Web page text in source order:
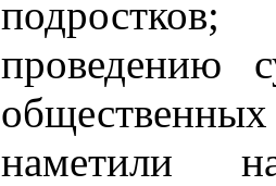
проведению
наметили